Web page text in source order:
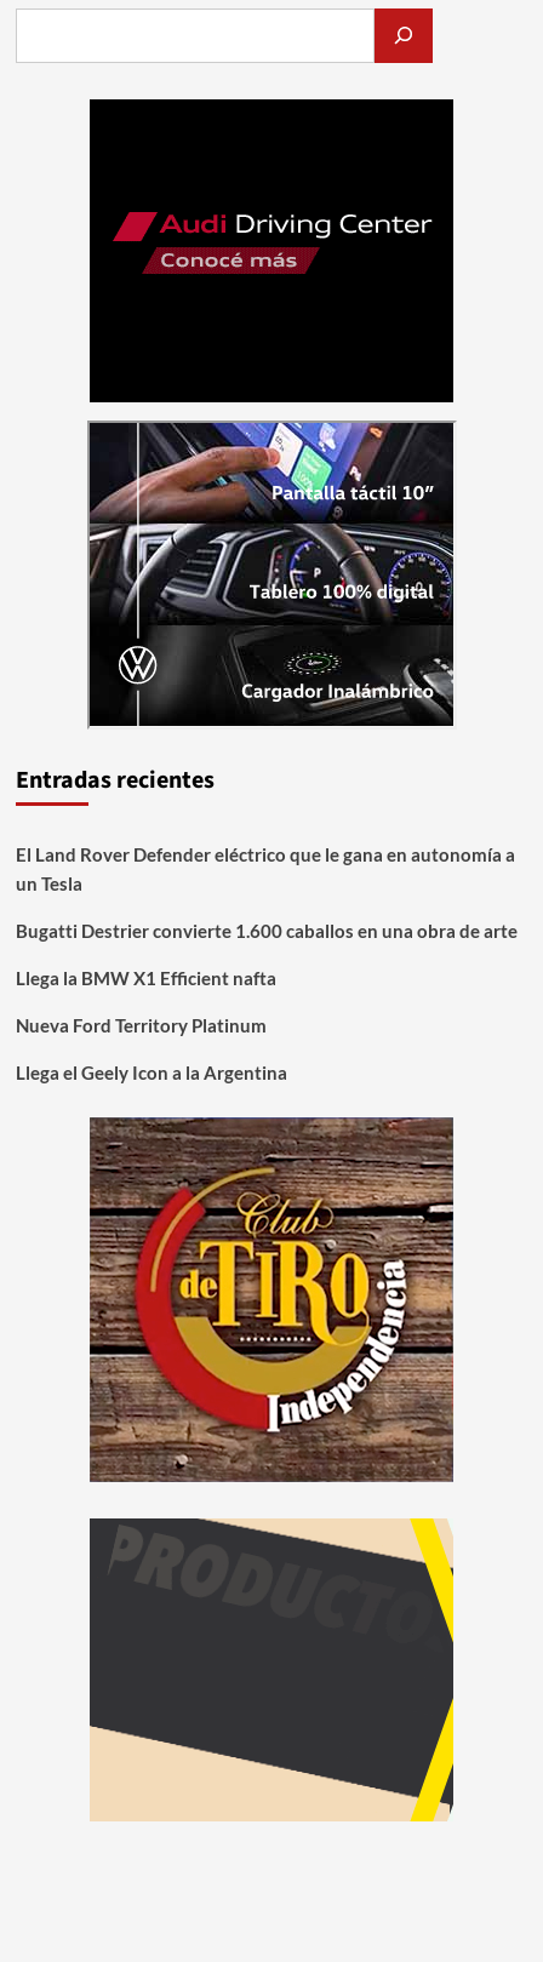
Entradas recientes
El Land Rover Defender eléctrico que le gana en autonomía a
un Tesla
Bugatti Destrier convierte 1.600 caballos en una obra de arte
Llega la BMW X1 Efficient nafta
Nueva Ford Territory Platinum
Llega el Geely Icon a la Argentina